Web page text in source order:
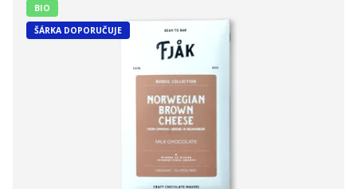
BIO
ŠÁRKA DOPORUČUJE